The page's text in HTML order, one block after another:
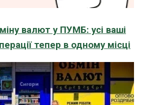
валют у ПУМБ: усі ваші
тепер в одному місці